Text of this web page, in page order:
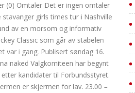
(0) Omtaler Det er ingen omtaler
girls times tur i Nashville
av en morsom og informativ
Classic som går av stabelen
var i gang. Publisert søndag 16.
naked Valgkomiteen har begynt
kandidater til Forbundsstyret.
er skjermen for lav. 23.00 –